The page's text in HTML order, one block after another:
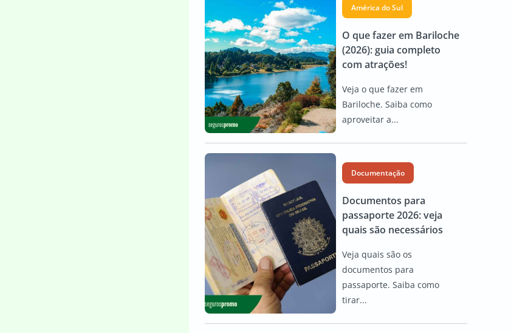
América do Sul
O que fazer em Bariloche
(2026): guia completo
com atrações!
Veja o que fazer em
Bariloche. Saiba como
aproveitar a...
Documentação
Documentos para
passaporte 2026: veja
quais são necessários
Veja quais são os
documentos para
passaporte. Saiba como
tirar...